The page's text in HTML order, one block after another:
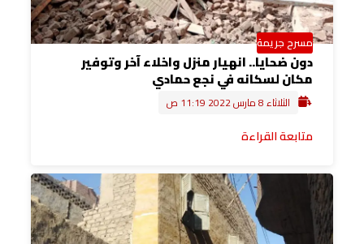
مسرح جريمة
دون ضحايا.. انهيار منزل واخلاء آخر وتوفير
مكان لسكانه في نجع حمادي
الثلاثاء 8 مارس 2022 11:19 ص
متابعة القراءة